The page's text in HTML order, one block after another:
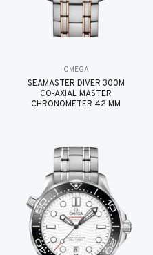
OMEGA
SEAMASTER DIVER 300M
CO‑AXIAL MASTER
CHRONOMETER 42 MM